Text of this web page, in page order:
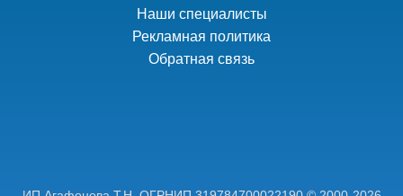
Наши специалисты
Рекламная политика
Обратная связь